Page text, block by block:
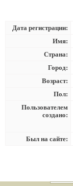
Дата регистрации:
Имя:
Страна:
Город:
Возраст:
Пол:
Пользователем
создано:
Был на сайте: